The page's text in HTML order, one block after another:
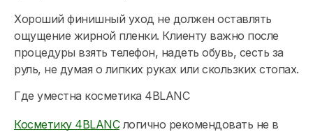
Хороший финишный уход не должен оставлять
ощущение жирной пленки. Клиенту важно после
процедуры взять телефон, надеть обувь, сесть за
руль, не думая о липких руках или скользких стопах.
Где уместна косметика 4BLANC
Косметику 4BLANCлогично рекомендовать не в